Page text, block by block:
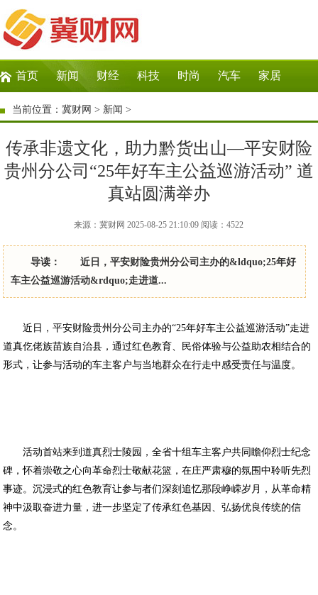
首页 新闻 财经 科技 时尚 汽车 家居
生活 教育 企业
当前位置：冀财网 > 新闻 >
传承非遗文化，助力黔货出山—平安财险
贵州分公司“25年好车主公益巡游活动” 道
真站圆满举办
来源：冀财网 2025-08-25 21:10:09 阅读：4522
导读： 近日，平安财险贵州分公司主办的&ldquo;25年好
车主公益巡游活动&rdquo;走进道...
近日，平安财险贵州分公司主办的“25年好车主公益巡游活动”走进
道真仡佬族苗族自治县，通过红色教育、民俗体验与公益助农相结合的
形式，让参与活动的车主客户与当地群众在行走中感受责任与温度。
活动首站来到道真烈士陵园，全省十组车主客户共同瞻仰烈士纪念
碑，怀着崇敬之心向革命烈士敬献花篮，在庄严肃穆的氛围中聆听先烈
事迹。沉浸式的红色教育让参与者们深刻追忆那段峥嵘岁月，从革命精
神中汲取奋进力量，进一步坚定了传承红色基因、弘扬优良传统的信
念。